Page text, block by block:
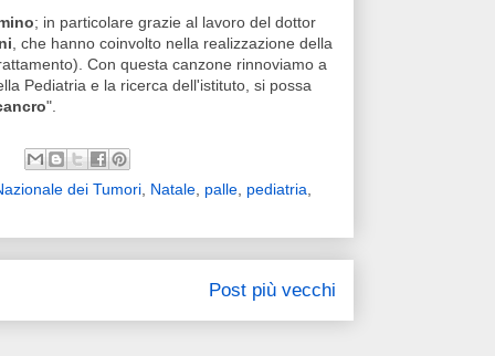
; in particolare grazie al lavoro del dottor
, che hanno coinvolto nella realizzazione della
Con questa canzone rinnoviamo a
Pediatria e la ricerca dell'istituto, si possa
".
dei Tumori, Natale, palle, pediatria,
Post più vecchi